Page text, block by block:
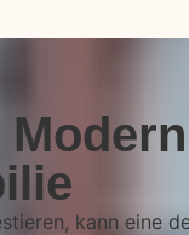
kann eine